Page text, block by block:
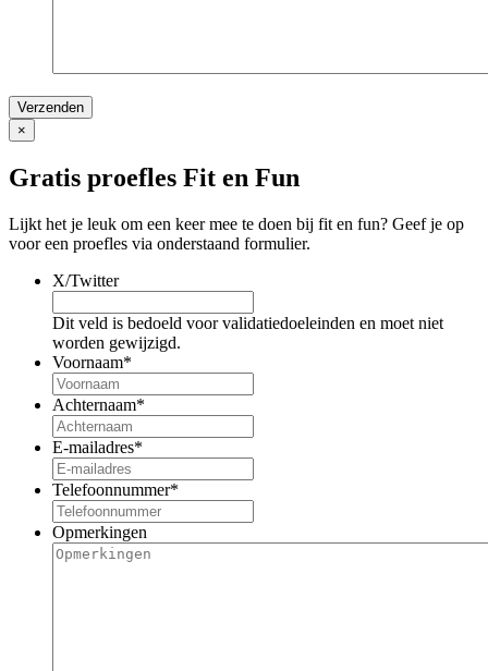
×
Gratis proefles Fit en Fun
Lijkt het je leuk om een keer mee te doen bij fit en fun? Geef je op
voor een proefles via onderstaand formulier.
X/Twitter
Dit veld is bedoeld voor validatiedoeleinden en moet niet
worden gewijzigd.
Voornaam*
Achternaam*
E-mailadres*
Telefoonnummer*
Opmerkingen